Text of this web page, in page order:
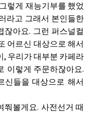
렇게 재능기부를 했었
라고 그래서 본인들한
아요. 그런 퍼스널컬
어르신 대상으로 해서
우리가 대부분 카페라
이렇게 주문하잖아요.
신들을 대상으로 해서
쭤볼게요. 사전선거 때